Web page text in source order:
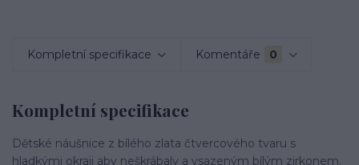
Kompletní specifikace Komentáře 0
Kompletní specifikace
Dětské náušnice z bílého zlata čtvercového tvaru s
hladkými okraji aby neškrábaly a vsazeným bílým zirkonem.